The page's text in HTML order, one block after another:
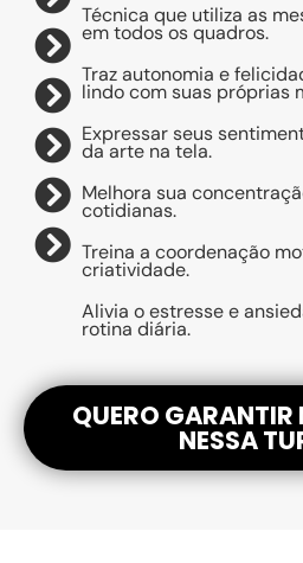
Técnica que utiliza as
em todos os quadros.
Traz autonomia e
lindo com suas próprias
Expressar seus
da arte na tela.
Melhora sua
cotidianas.
Treina a coordenação
criatividade.
Alivia o estresse e
rotina diária.
QUERO
NESSA